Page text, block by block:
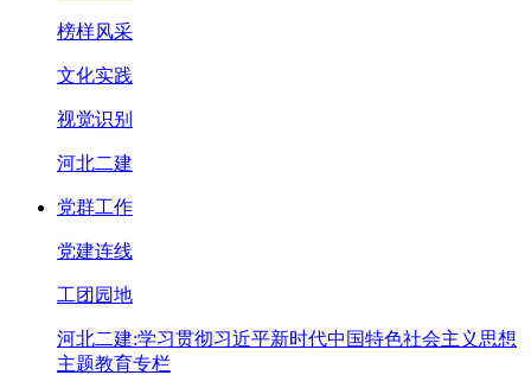
榜样风采
文化实践
视觉识别
河北二建
党群工作
党建连线
工团园地
河北二建:学习贯彻习近平新时代中国特色社会主义思想
主题教育专栏